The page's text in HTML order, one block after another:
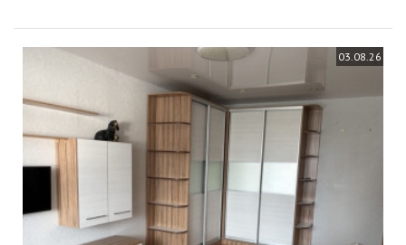
03.08.26